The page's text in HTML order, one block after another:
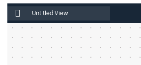
Indtast filnavn